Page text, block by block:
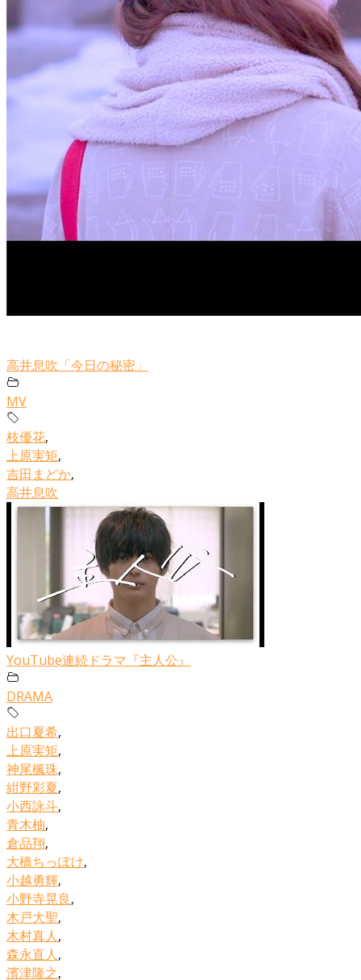
高井息吹「今日の秘密」
MV
枝優花,
上原実矩,
吉田まどか,
高井息吹
YouTube連続ドラマ『主人公』
DRAMA
出口夏希,
上原実矩,
神尾楓珠,
紺野彩夏,
小西詠斗,
青木柚,
倉品翔,
大橋ちっぽけ,
小越勇輝,
小野寺晃良,
木戸大聖,
木村真人,
森永直人,
濱津隆之,